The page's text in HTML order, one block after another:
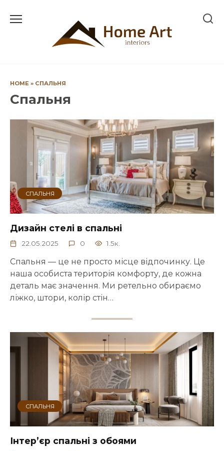
до
HOME » СПАЛЬНЯ
Спальня
СПАЛЬНЯ
Дизайн стелі в спальні
22.05.2025 0 1.5к.
Спальня — це не просто місце відпочинку. Це
наша особиста територія комфорту, де кожна
деталь має значення. Ми ретельно обираємо
ліжко, штори, колір стін…
СПАЛЬНЯ
Інтер’єр спальні з обоями